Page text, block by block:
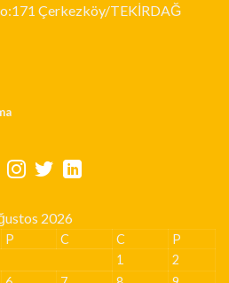
Çerkezköy/TEKİRDAĞ
2026
P C C
P
1
2